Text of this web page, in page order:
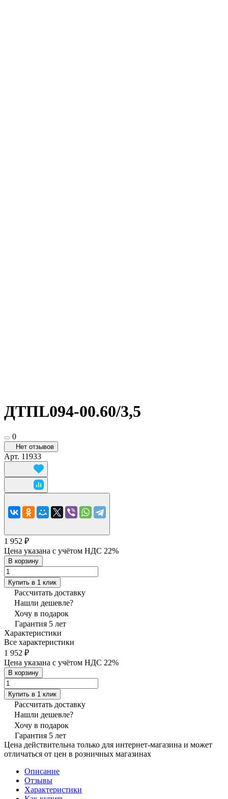
ДТПL094-00.60/3,5
0
Нет отзывов
Арт. 11933
1 952 ₽
Цена указана с учётом НДС 22%
В корзину
Купить в 1 клик
Рассчитать доставку
Нашли дешевле?
Хочу в подарок
Гарантия 5 лет
Характеристики
Все характеристики
1 952 ₽
Цена указана с учётом НДС 22%
В корзину
Купить в 1 клик
Рассчитать доставку
Нашли дешевле?
Хочу в подарок
Гарантия 5 лет
Цена действительна только для интернет-магазина и может
отличаться от цен в розничных магазинах
Описание
Отзывы
Характеристики